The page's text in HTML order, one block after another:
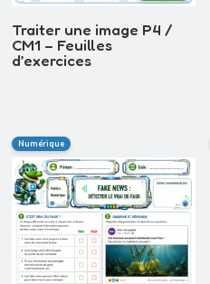
Traiter une image P4 /
CM1 – Feuilles
d’exercices
Numérique